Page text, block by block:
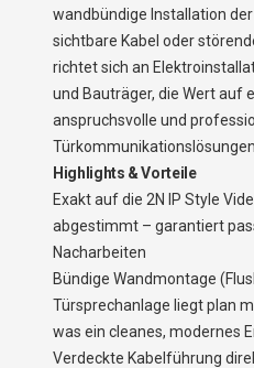
wandbündige Installation
sichtbare Kabel oder
richtet sich an
und Bauträger, die Wert auf
anspruchsvolle und
Highlights & Vorteile
Exakt auf die 2N IP Style
abgestimmt – garantiert
Nacharbeiten
Bündige Wandmontage
Türsprechanlage liegt plan
was ein cleanes, modernes
Verdeckte Kabelführung